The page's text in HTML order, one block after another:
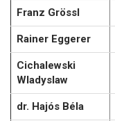
Franz Grössl
Rainer Eggerer
Cichalewski
Wladyslaw
dr. Hajós Béla